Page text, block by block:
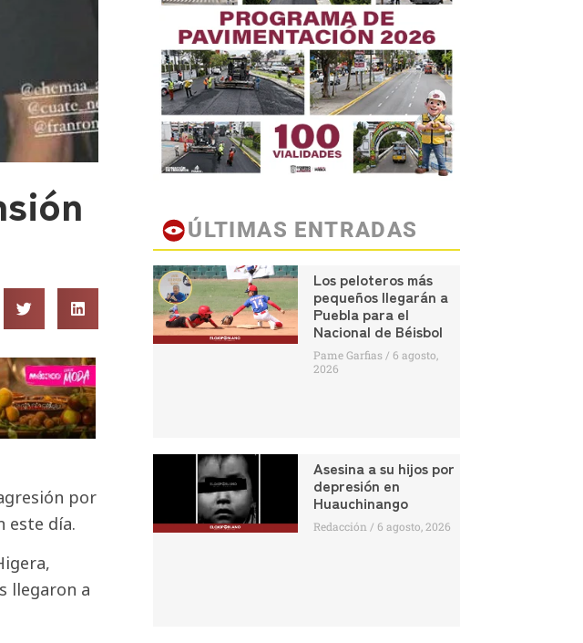
por
este día.
llegaron a
ÚLTIMAS ENTRADAS
Los peloteros más
pequeños llegarán a
Puebla para el
Nacional de Béisbol
Pame Garfias
6 agosto,
2026
Asesina a su hijos por
depresión en
Huauchinango
Redacción 6 agosto, 2026